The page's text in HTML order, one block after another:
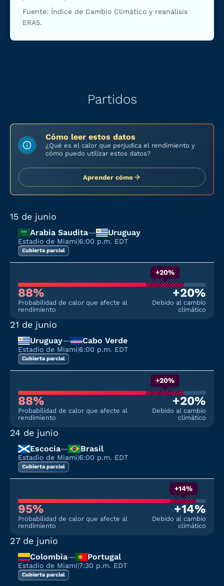
Fuente: Índice de Cambio Climático y reanálisis
ERA5.
Partidos
Cómo leer estos datos
¿Qué es el calor que perjudica el rendimiento y
cómo puedo utilizar estos datos?
Aprender cómo
15 de junio
Arabia Saudita— Uruguay
Estadio de Miami|6:00 p.m. EDT
Cubierta parcial
+20%
88%
Probabilidad de calor que afecte al
rendimiento
+20%
Debido al cambio
climático
21 de junio
Uruguay— Cabo Verde
Estadio de Miami|6:00 p.m. EDT
Cubierta parcial
+20%
88%
Probabilidad de calor que afecte al
rendimiento
+20%
Debido al cambio
climático
24 de junio
Escocia— Brasil
Estadio de Miami|6:00 p.m. EDT
Cubierta parcial
+14%
95%
Probabilidad de calor que afecte al
rendimiento
+14%
Debido al cambio
climático
27 de junio
Colombia— Portugal
Estadio de Miami|7:30 p.m. EDT
Cubierta parcial